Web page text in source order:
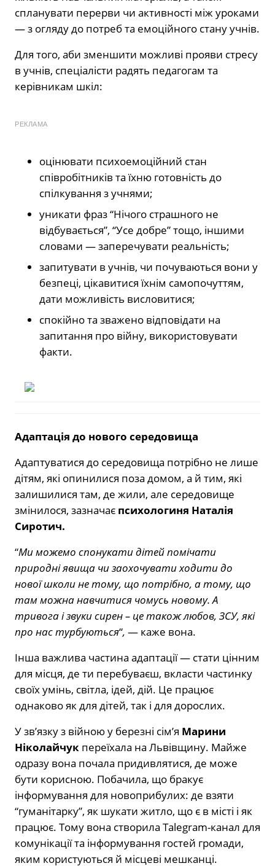
спланувати перерви чи активності між уроками
— з огляду до потреб та емоційного стану учнів.
Для того, аби зменшити можливі прояви стресу
в учнів, спеціалісти радять педагогам та
керівникам шкіл:
РЕКЛАМА
оцінювати психоемоційний стан
співробітників та їхню готовність до
спілкування з учнями;
уникати фраз “Нічого страшного не
відбувається”, “Усе добре” тощо, іншими
словами — заперечувати реальність;
запитувати в учнів, чи почуваються вони у
безпеці, цікавитися їхнім самопочуттям,
дати можливість висловитися;
спокійно та зважено відповідати на
запитання про війну, використовувати
факти.
Адаптація до нового середовища
Адаптуватися до середовища потрібно не лише
дітям, які опинилися поза домом, а й тим, які
залишилися там, де жили, але середовище
змінилося, зазначає психологиня Наталія
Сиротич.
“Ми можемо спонукати дітей помічати
природні явища чи заохочувати ходити до
нової школи не тому, що потрібно, а тому, що
там можна навчитися чомусь новому. А
тривога і звуки сирен – це також любов, ЗСУ, які
про нас турбуються“, — каже вона.
Інша важлива частина адаптації — стати цінним
для місця, де ти перебуваєш, вкласти частинку
своїх умінь, світла, ідей, дій. Це працює
однаково як для дітей, так і для дорослих.
У зв’язку з війною у березні сім’я Марини
Ніколайчук переїхала на Львівщину. Майже
одразу вона почала придивлятися, де може
бути корисною. Побачила, що бракує
інформування для новоприбулих: де взяти
“гуманітарку”, як шукати житло, що є в місті і як
працює. Тому вона створила Talegram-канал для
комунікації та інформування гостей громади,
яким користуються й місцеві мешканці.